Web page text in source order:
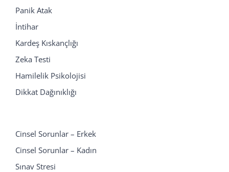
Panik Atak
İntihar
Kardeş Kıskançlığı
Zeka Testi
Hamilelik Psikolojisi
Dikkat Dağınıklığı
Cinsel Sorunlar – Erkek
Cinsel Sorunlar – Kadın
Sınav Stresi